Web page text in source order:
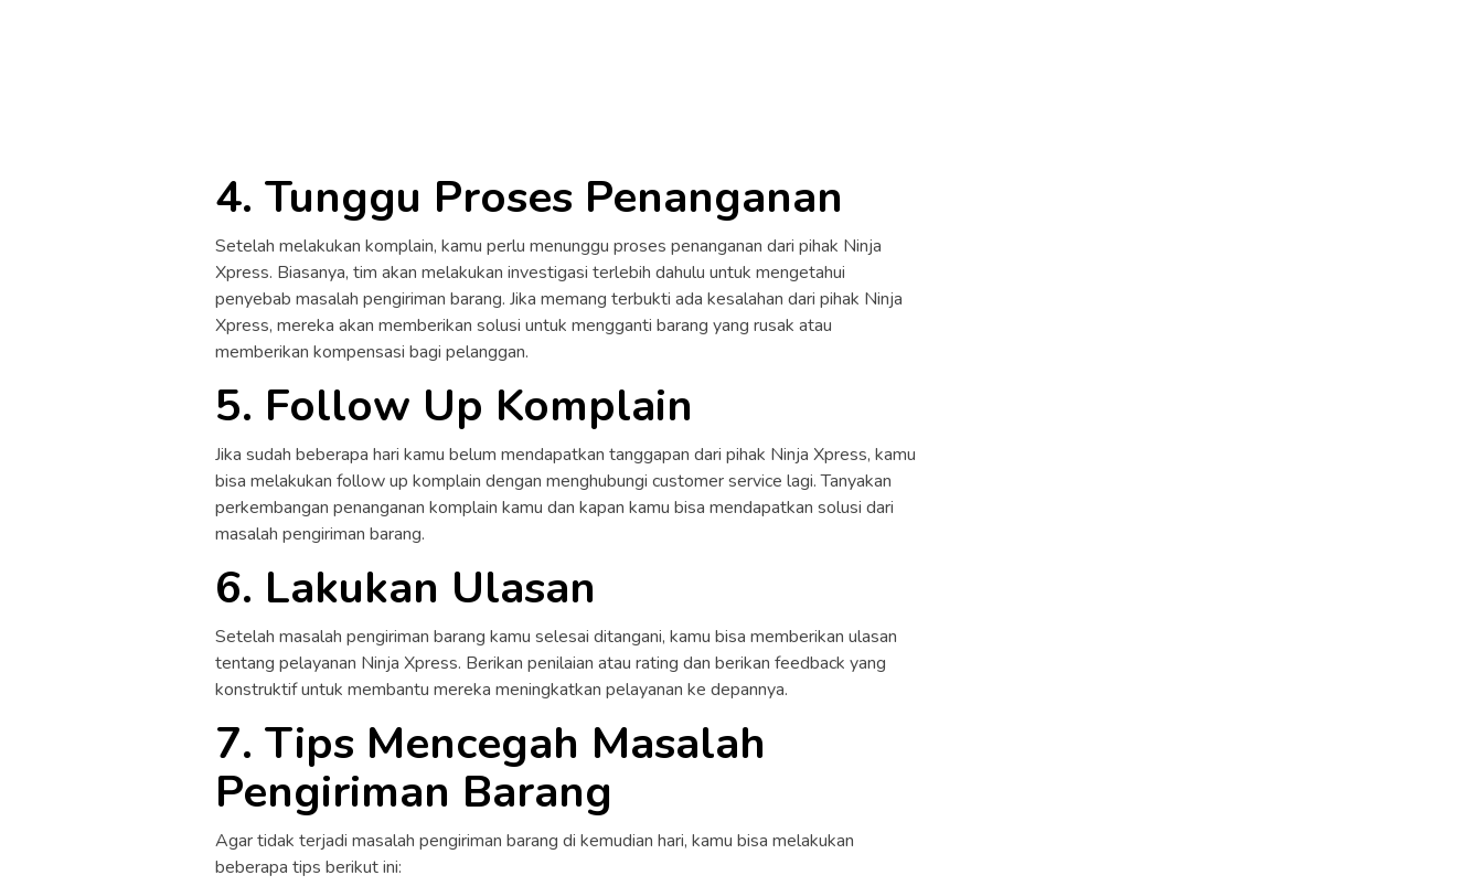
4. Tunggu Proses Penanganan
Setelah melakukan komplain, kamu perlu menunggu proses penanganan dari pihak Ninja
Xpress. Biasanya, tim akan melakukan investigasi terlebih dahulu untuk mengetahui
penyebab masalah pengiriman barang. Jika memang terbukti ada kesalahan dari pihak Ninja
Xpress, mereka akan memberikan solusi untuk mengganti barang yang rusak atau
memberikan kompensasi bagi pelanggan.
5. Follow Up Komplain
Jika sudah beberapa hari kamu belum mendapatkan tanggapan dari pihak Ninja Xpress, kamu
bisa melakukan follow up komplain dengan menghubungi customer service lagi. Tanyakan
perkembangan penanganan komplain kamu dan kapan kamu bisa mendapatkan solusi dari
masalah pengiriman barang.
6. Lakukan Ulasan
Setelah masalah pengiriman barang kamu selesai ditangani, kamu bisa memberikan ulasan
tentang pelayanan Ninja Xpress. Berikan penilaian atau rating dan berikan feedback yang
konstruktif untuk membantu mereka meningkatkan pelayanan ke depannya.
7. Tips Mencegah Masalah
Pengiriman Barang
Agar tidak terjadi masalah pengiriman barang di kemudian hari, kamu bisa melakukan
beberapa tips berikut ini: